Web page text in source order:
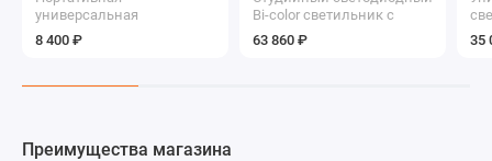
универсальная
светодиодная RGB трубка
(25см)
8 400 ₽
Bi-color светильник с
управлением DMX512
63 860 ₽ 35
Преимущества магазина